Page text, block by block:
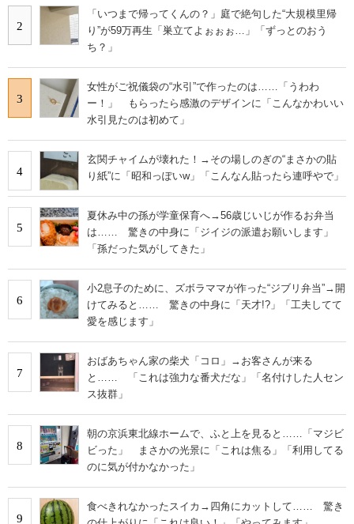
2
「いつまで帰ってくんの？」庭で絶句した“大規模里帰
り”が59万再生「巣立てよぉぉぉ…」「ずっとのおう
ち？」
3
女性がご祝儀袋の“水引”で作ったのは……「うわわ
ー！」 もらったら感激のデザインに「こんなかわいい
水引見たのは初めて」
4
玄関チャイムが壊れた！→その場しのぎの“まさかの貼
り紙”に「昭和っぽいw」「こんなん貼ったら連呼やで」
5
夏休み中の孫が学童保育へ→56歳じいじが作るお弁当
は…… 驚きの中身に「ジイジの派遣お願いします」
「孫だった気がしてきた」
6
小2息子のために、ズボラママが作った“ジブリ弁当”→開
けてみると…… 驚きの中身に「天才!?」「工夫してて
愛を感じます」
7
おばあちゃん家の柴犬「コロ」→お客さんが来る
と…… 「これは強力な番犬だな」「名付けした人セン
ス抜群」
8
朝の京浜東北線ホームで、ふと上を見ると……「マジビ
ビった」 まさかの光景に「これは焦る」「利用してる
のに気が付かなかった」
9
食べきれなかったスイカ→四角にカットして…… 驚き